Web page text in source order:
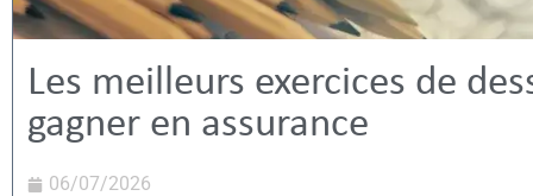
Les meilleurs exercices de
gagner en assurance
06/07/2026